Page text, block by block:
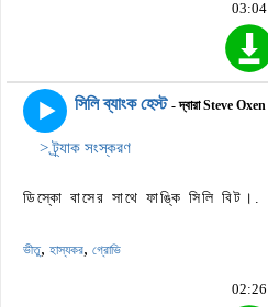
03:04
সিলি ব্যাংক হেস্ট - দ্বারা Steve Oxen
> ট্র্যাক সংস্করণ
ডিস্কো বাসের সাথে ফাঙ্কি সিলি বিট।.
ভীতু, হাস্যকর, গ্রোভি
02:26